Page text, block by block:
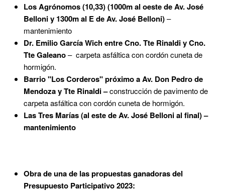
Los Agrónomos (10,33) (1000m al oeste de Av. José
Belloni y 1300m al E de Av. José Belloni)–
mantenimiento
Dr. Emilio García Wich entre Cno. Tte Rinaldi y Cno.
Tte Galeano– carpeta asfáltica con cordón cuneta de
hormigón.
Barrio "Los Corderos" próximo a Av. Don Pedro de
Mendoza y Tte Rinaldi –construcción de pavimento de
carpeta asfáltica con cordón cuneta de hormigón.
Las Tres Marías (al este de Av. José Belloni al final) –
mantenimiento
Obra de una de las propuestas ganadoras del
Presupuesto Participativo 2023: